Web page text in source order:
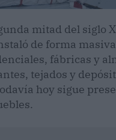
mitad del siglo
de forma
fábricas y
tejados y
hoy sigue